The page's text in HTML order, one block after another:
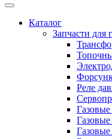
Каталог
Запчасти для
Реле